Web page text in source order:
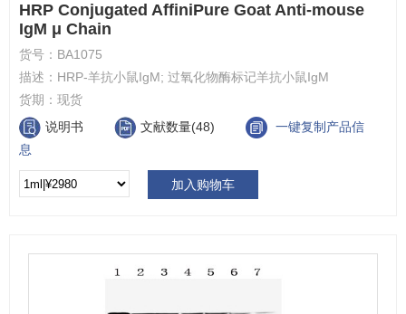
HRP Conjugated AffiniPure Goat Anti-mouse
IgM μ Chain
货号： BA1075
描述： HRP-羊抗小鼠IgM; 过氧化物酶标记羊抗小鼠IgM
货期： 现货
说明书
文献数量(48)
一键复制产品信
息
加入购物车